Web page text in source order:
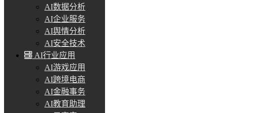
AI数据分析
AI企业服务
AI舆情分析
AI安全技术
AI行业应用
AI游戏应用
AI跨境电商
AI金融事务
AI教育助理